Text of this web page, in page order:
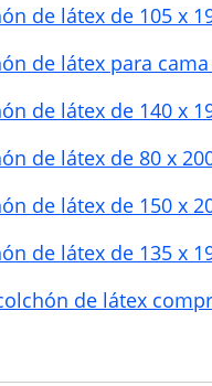
de látex de 105 x
de látex para
de látex de 140 x
de látex de 80 x
de látex de 150 x
de látex de 135 x
de látex